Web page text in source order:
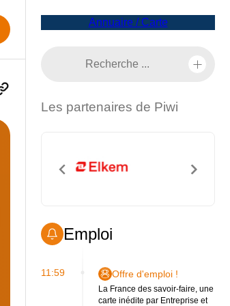
Annuaire / Carte
Les partenaires de Piwi
Emploi
11:59 Offre d'emploi !
La France des savoir-faire, une
carte inédite par Entreprise et